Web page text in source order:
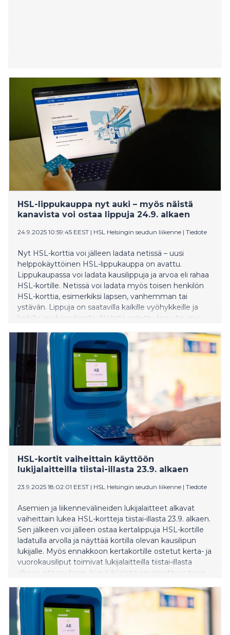
HSL-lippukauppa nyt auki – myös näistä
kanavista voi ostaa lippuja 24.9. alkaen
24.9.2025 10:59:45 EEST | HSL Helsingin seudun liikenne | Tiedote
Nyt HSL-korttia voi jälleen ladata netissä – uusi
helppokäyttöinen HSL-lippukauppa on avattu.
Lippukaupassa voi ladata kausilippuja ja arvoa eli rahaa
HSL-kortille. Netissä voi ladata myös toisen henkilön
HSL-korttia, esimerkiksi lapsen, vanhemman tai
ystävän. Lippuja on saatavilla kaikille vyöhykkeille ja
kaikille asiakasryhmille. Netistä ostettu lippu tai arvo
HSL-kortit vaiheittain käyttöön
lukijalaitteilla tiistai-illasta 23.9. alkaen
23.9.2025 18:02:01 EEST | HSL Helsingin seudun liikenne | Tiedote
Asemien ja liikennevälineiden lukijalaitteet alkavat
vaiheittain lukea HSL-kortteja tiistai-illasta 23.9. alkaen.
Sen jälkeen voi jälleen ostaa kertalippuja HSL-kortille
ladatulla arvolla ja näyttää kortilla olevan kausilipun
lukijalle. Myös ennakkoon kertakortille ostetut kerta- ja
vuorokausiliput toimivat lukijalaitteilla tiistai-illasta
alkaen sitä mukaan, kun lukijalaite on siirretty uuteen